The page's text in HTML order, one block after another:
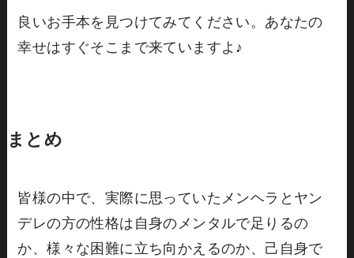
良いお手本を見つけてみてください。あなたの
幸せはすぐそこまで来ていますよ♪
まとめ
皆様の中で、実際に思っていたメンヘラとヤン
デレの方の性格は自身のメンタルで足りるの
か、様々な困難に立ち向かえるのか、己自身で